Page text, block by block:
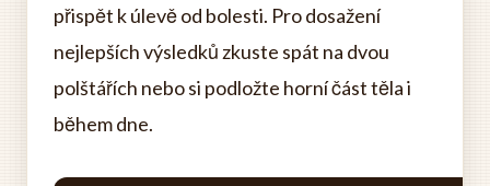
přispět k úlevě od bolesti. Pro dosažení
nejlepších výsledků zkuste spát na dvou
polštářích nebo si podložte horní část těla i
během dne.